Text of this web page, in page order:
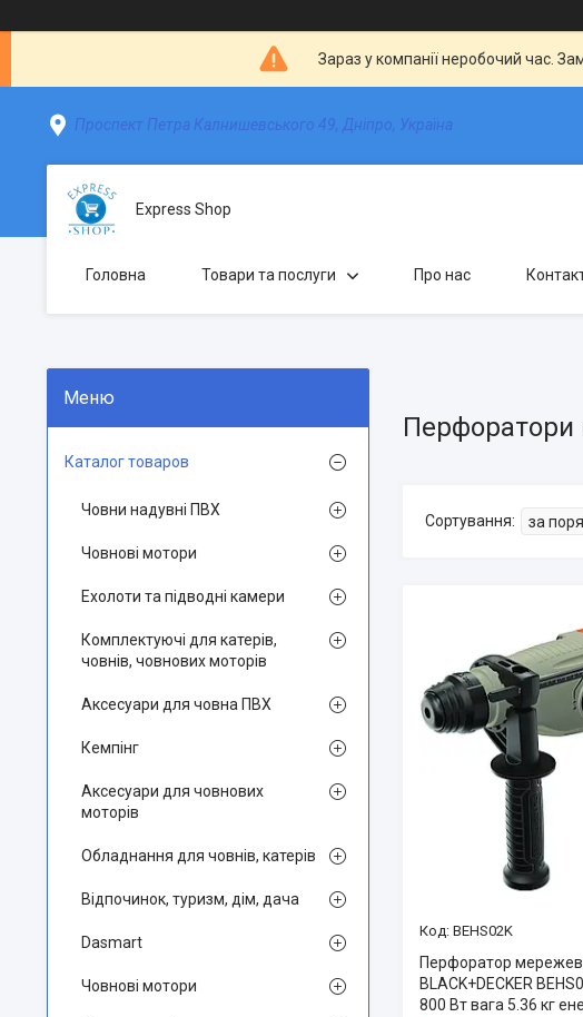
Зараз у компанії неробочий час.
Проспект Петра Калнишевського 49, Дніпро, Україна
Express Shop
Головна Товари та послуги Про нас
Перфоратори
BEHS02K
Перфоратор
BLACK+DECKER
800 Вт вага 5.36 кг
Каталог товаров
Човни надувні ПВХ
Човнові мотори
Ехолоти та підводні камери
Комплектуючі для катерів,
човнів, човнових моторів
Аксесуари для човна ПВХ
Кемпінг
Аксесуари для човнових
моторів
Обладнання для човнів, катерів
Відпочинок, туризм, дім, дача
Dasmart
Човнові мотори